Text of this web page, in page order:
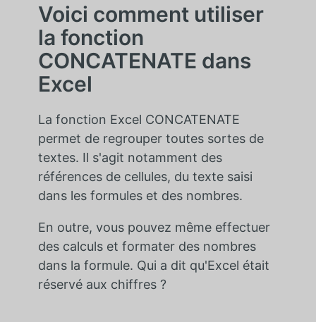
Voici comment utiliser
la fonction
CONCATENATE dans
Excel
La fonction Excel CONCATENATE
permet de regrouper toutes sortes de
textes. Il s'agit notamment des
références de cellules, du texte saisi
dans les formules et des nombres.
En outre, vous pouvez même effectuer
des calculs et formater des nombres
dans la formule. Qui a dit qu'Excel était
réservé aux chiffres ?